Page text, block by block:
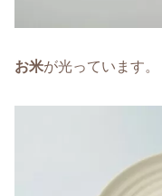
お米が光っています。